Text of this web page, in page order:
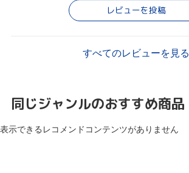
レビューを投稿
すべてのレビューを見る
同じジャンルのおすすめ商品
表示できるレコメンドコンテンツがありません